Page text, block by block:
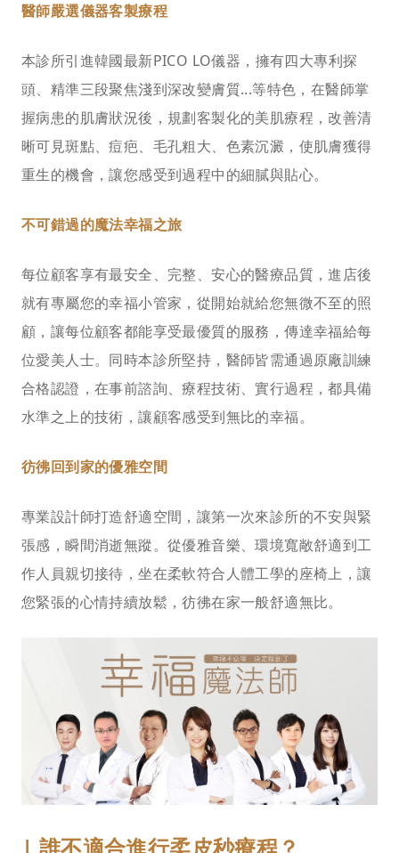
醫師嚴選儀器客製療程
本診所引進韓國最新PICO LO儀器，擁有四大專利探
頭、精準三段聚焦淺到深改變膚質...等特色，在醫師掌
握病患的肌膚狀況後，規劃客製化的美肌療程，改善清
晰可見斑點、痘疤、毛孔粗大、色素沉澱，使肌膚獲得
重生的機會，讓您感受到過程中的細膩與貼心。
不可錯過的魔法幸福之旅
每位顧客享有最安全、完整、安心的醫療品質，進店後
就有專屬您的幸福小管家，從開始就給您無微不至的照
顧，讓每位顧客都能享受最優質的服務，傳達幸福給每
位愛美人士。同時本診所堅持，醫師皆需通過原廠訓練
合格認證，在事前諮詢、療程技術、實行過程，都具備
水準之上的技術，讓顧客感受到無比的幸福。
彷彿回到家的優雅空間
專業設計師打造舒適空間，讓第一次來診所的不安與緊
張感，瞬間消逝無蹤。從優雅音樂、環境寬敞舒適到工
作人員親切接待，坐在柔軟符合人體工學的座椅上，讓
您緊張的心情持續放鬆，彷彿在家一般舒適無比。
| 誰不適合進行柔皮秒療程？